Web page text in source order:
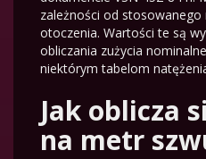
zależności od stosowanego
otoczenia. Wartości te są
obliczania zużycia
niektórym tabelom
Jak oblicza
na metr